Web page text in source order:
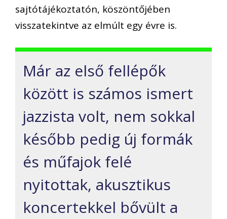
sajtótájékoztatón, köszöntőjében
visszatekintve az elmúlt egy évre is.
Már az első fellépők
között is számos ismert
jazzista volt, nem sokkal
később pedig új formák
és műfajok felé
nyitottak, akusztikus
koncertekkel bővült a